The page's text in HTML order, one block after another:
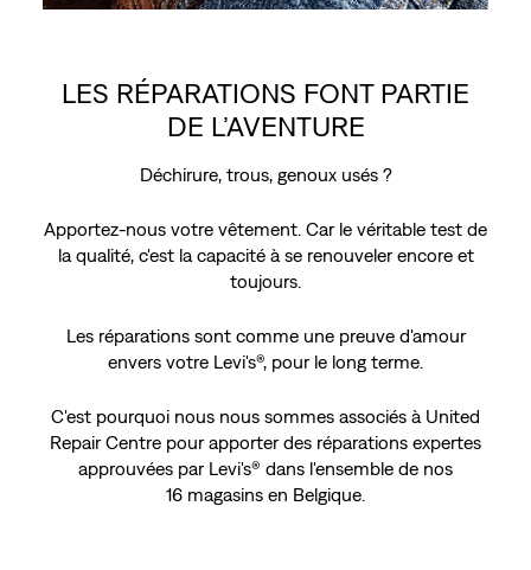
LES RÉPARATIONS FONT PARTIE
DE L’AVENTURE
Déchirure, trous, genoux usés ?
Apportez-nous votre vêtement. Car le véritable test de
la qualité, c'est la capacité à se renouveler encore et
toujours.
Les réparations sont comme une preuve d'amour
envers votre Levi's®, pour le long terme.
C'est pourquoi nous nous sommes associés à United
Repair Centre pour apporter des réparations expertes
approuvées par Levi's® dans l'ensemble de nos
16 magasins en Belgique.